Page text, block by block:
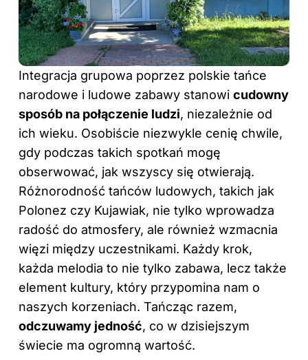
Integracja grupowa poprzez polskie tańce
narodowe i ludowe zabawy stanowi cudowny
sposób na połączenie ludzi, niezależnie od
ich wieku. Osobiście niezwykle cenię chwile,
gdy podczas takich spotkań mogę
obserwować, jak wszyscy się otwierają.
Różnorodność tańców ludowych, takich jak
Polonez czy Kujawiak, nie tylko wprowadza
radość do atmosfery, ale również wzmacnia
więzi między uczestnikami. Każdy krok,
każda melodia to nie tylko zabawa, lecz także
element kultury, który przypomina nam o
naszych korzeniach. Tańcząc razem,
odczuwamy jedność, co w dzisiejszym
świecie ma ogromną wartość.